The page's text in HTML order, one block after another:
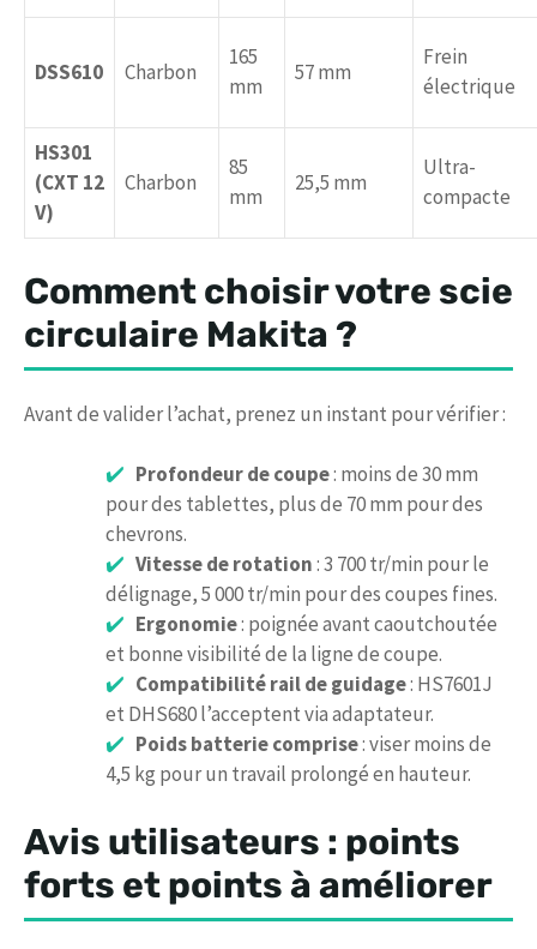
DSS610 Charbon
165
mm
57 mm
Frein
électrique
HS301
(CXT 12
V)
Charbon
85
mm
25,5 mm
Ultra-
compacte
Comment choisir votre scie
circulaire Makita ?
Avant de valider l’achat, prenez un instant pour vérifier :
Profondeur de coupe: moins de 30 mm
pour des tablettes, plus de 70 mm pour des
chevrons.
Vitesse de rotation: 3 700 tr/min pour le
délignage, 5 000 tr/min pour des coupes fines.
Ergonomie: poignée avant caoutchoutée
et bonne visibilité de la ligne de coupe.
Compatibilité rail de guidage: HS7601J
et DHS680 l’acceptent via adaptateur.
Poids batterie comprise: viser moins de
4,5 kg pour un travail prolongé en hauteur.
Avis utilisateurs : points
forts et points à améliorer